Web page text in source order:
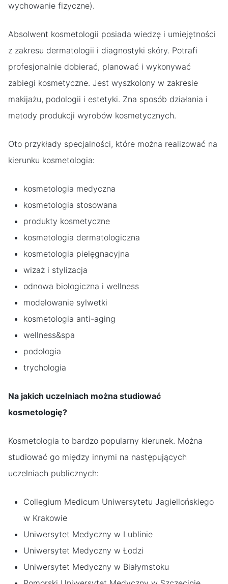
wychowanie fizyczne).
Absolwent kosmetologii posiada wiedzę i umiejętności
z zakresu dermatologii i diagnostyki skóry. Potrafi
profesjonalnie dobierać, planować i wykonywać
zabiegi kosmetyczne. Jest wyszkolony w zakresie
makijażu, podologii i estetyki. Zna sposób działania i
metody produkcji wyrobów kosmetycznych.
Oto przykłady specjalności, które można realizować na
kierunku kosmetologia:
kosmetologia medyczna
kosmetologia stosowana
produkty kosmetyczne
kosmetologia dermatologiczna
kosmetologia pielęgnacyjna
wizaż i stylizacja
odnowa biologiczna i wellness
modelowanie sylwetki
kosmetologia anti-aging
wellness&spa
podologia
trychologia
Na jakich uczelniach można studiować
kosmetologię?
Kosmetologia to bardzo popularny kierunek. Można
studiować go między innymi na następujących
uczelniach publicznych:
Collegium Medicum Uniwersytetu Jagiellońskiego
w Krakowie
Uniwersytet Medyczny w Lublinie
Uniwersytet Medyczny w Łodzi
Uniwersytet Medyczny w Białymstoku